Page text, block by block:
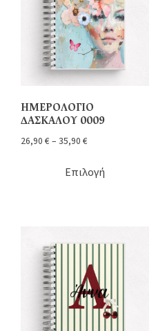
ΗΜΕΡΟΛΟΓΙΟ
ΔΑΣΚΑΛΟΥ 0009
26,90 € – 35,90 €
Επιλογή